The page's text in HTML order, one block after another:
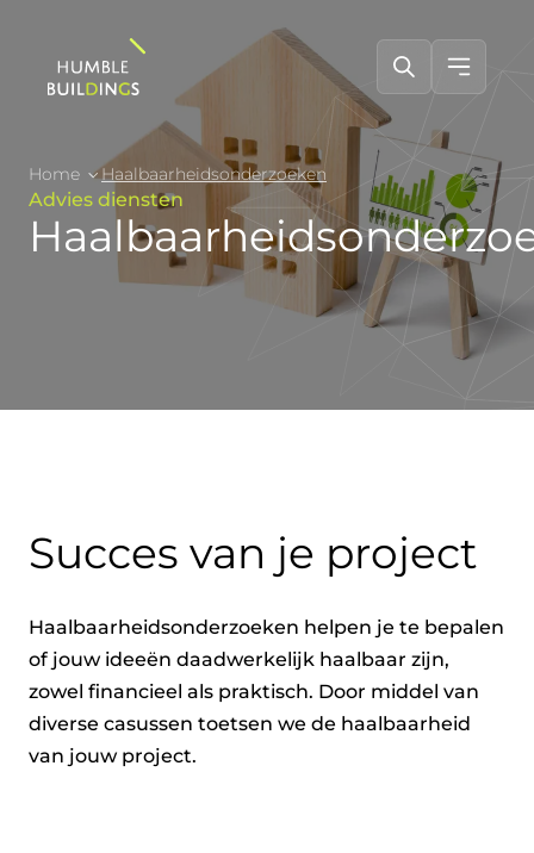
Home Haalbaarheidsonderzoeken
Advies diensten
Succes van je project
Haalbaarheidsonderzoeken helpen je te bepalen
of jouw ideeën daadwerkelijk haalbaar zijn,
zowel financieel als praktisch. Door middel van
diverse casussen toetsen we de haalbaarheid
van jouw project.